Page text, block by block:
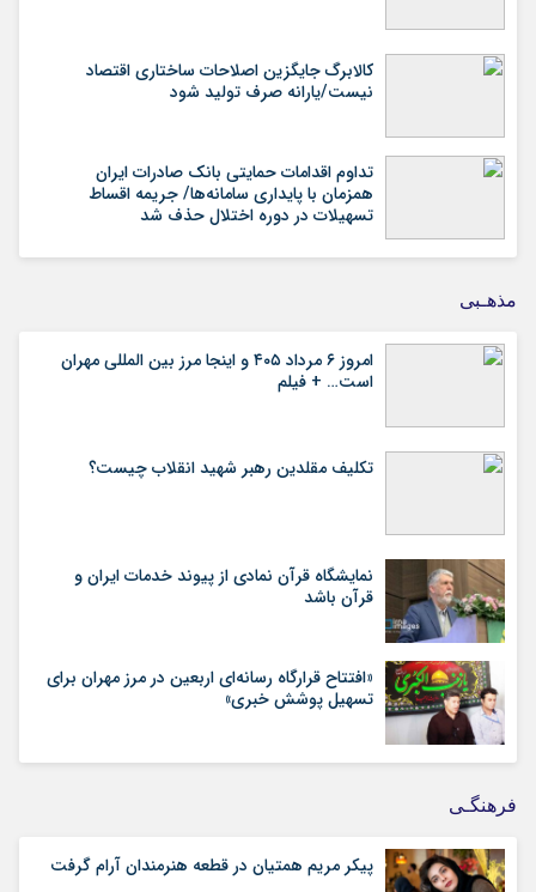
کالابرگ جایگزین اصلاحات ساختاری اقتصاد
نیست/یارانه صرف تولید شود
تداوم اقدامات حمایتی بانک صادرات ایران
همزمان با پایداری سامانه‌ها/ جریمه اقساط
تسهیلات در دوره اختلال حذف شد
مذهـبی
امروز ۶ مرداد ۴۰۵ و اینجا مرز بین المللی مهران
است… + فیلم
تکلیف مقلدین رهبر شهید انقلاب چیست؟
نمایشگاه قرآن نمادی از پیوند خدمات ایران و
قرآن باشد
«افتتاح قرارگاه رسانه‌ای اربعین در مرز مهران برای
تسهیل پوشش خبری»
فرهنگـی
پیکر مریم همتیان در قطعه هنرمندان آرام گرفت